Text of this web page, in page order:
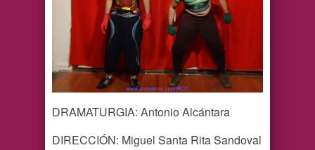
DRAMATURGIA: Antonio Alcántara
DIRECCIÓN: Miguel Santa Rita Sandoval